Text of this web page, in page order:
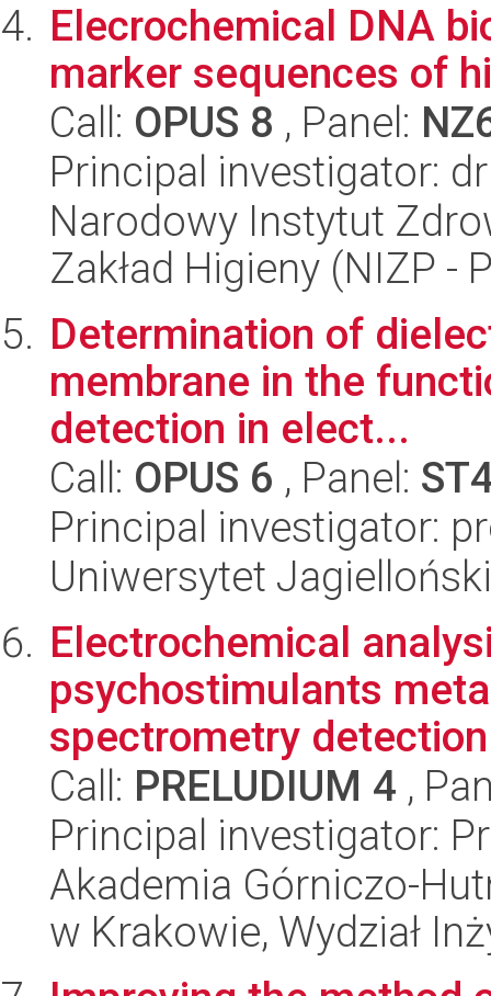
Elecrochemical DNA
marker sequences of
Call: OPUS 8 , Panel:
Principal investigator:
Narodowy Instytut
Zakład Higieny (NIZP -
Determination of
membrane in the
detection in elect...
Call: OPUS 6 , Panel:
Principal investigator:
Uniwersytet
Electrochemical
psychostimulants
spectrometry
Call: PRELUDIUM 4 ,
Principal investigator:
Akademia Górniczo-
w Krakowie, Wydział